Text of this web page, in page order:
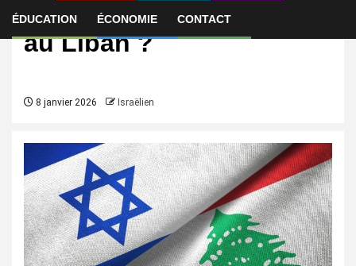
ÉDUCATION ÉCONOMIE CONTACT
Israël, nouvel hégémon
au Liban ?
8 janvier 2026 Israëlien